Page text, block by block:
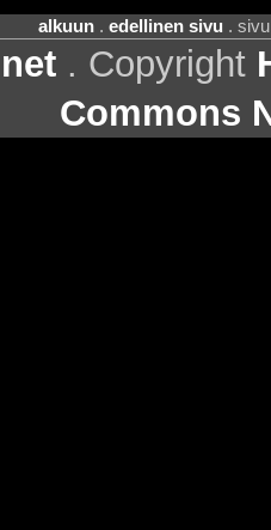
alkuun . edellinen sivu .
. Copyright
Commons